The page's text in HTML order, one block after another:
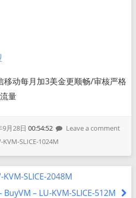
移动每月加3美金更顺畅/审核严格
量
9月28日 00:54:52
Leave a comment
KVM-SLICE-1024M
SLICE-2048M
BuyVM – LU-KVM-SLICE-512M